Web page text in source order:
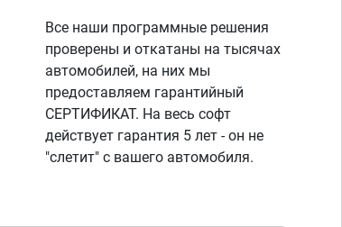
Все наши программные решения
проверены и откатаны на тысячах
автомобилей, на них мы
предоставляем гарантийный
СЕРТИФИКАТ. На весь софт
действует гарантия 5 лет - он не
"слетит" с вашего автомобиля.